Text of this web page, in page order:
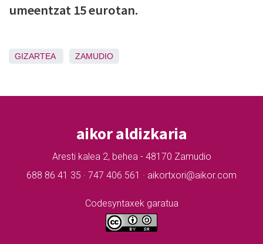
umeentzat 15 eurotan.
GIZARTEA ZAMUDIO
aikor aldizkaria
Aresti kalea 2, behea - 48170 Zamudio
688 86 41 35 · 747 406 561 · aikortxori@aikor.com
Codesyntaxek garatua